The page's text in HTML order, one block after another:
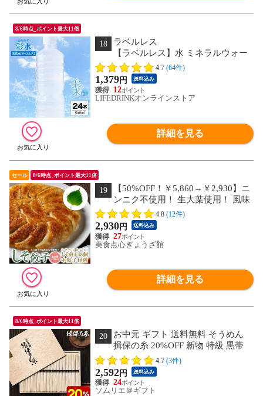
8/6時点_ポイント最大11倍
18
ラベルレス
【ラベルレス】水 ミネラルウォー
ター 彩水-あやみず- 軟水 500ml 24本 1
ケース 国産 天然水 ライフドリンクカン
パニー まとめ買い select
4.7 (64件)
1,379円 送料込み
12
LIFEDRINKオンラインストア
詳細を見る
セール 8/6時点_ポイント最大11倍
19
【50%OFF！￥5,860→￥2,930】ニ
ンニク不使用！ 生大葉使用！ 風味
絶佳！ しそ餃子48個 本餃子48個 合計96
個セット
4.8 (12件)
2,930円 送料込み
27
美食点心ぎょうざ館
詳細を見る
8/6時点_ポイント最大11倍
20
お中元 ギフト 送料無料 そうめん
揖保の糸 20%OFF 新物 特級 黒帯
(18束)（いぼのいと 揖保乃糸 素麺） メ
ーカー包装済 ST-30N (A4) / 出産内祝い
詰合せ 快気祝 ご挨拶 御礼 お礼 写真入
り メッセージカード お返し
4.7 (3件)
2,592円 送料込み
24
ソムリエ＠ギフト